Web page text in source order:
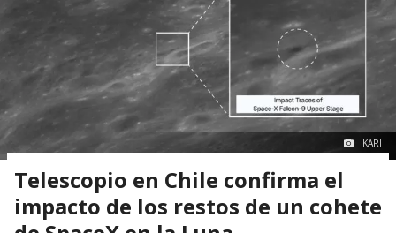
KARI
Telescopio en Chile confirma el
impacto de los restos de un cohete